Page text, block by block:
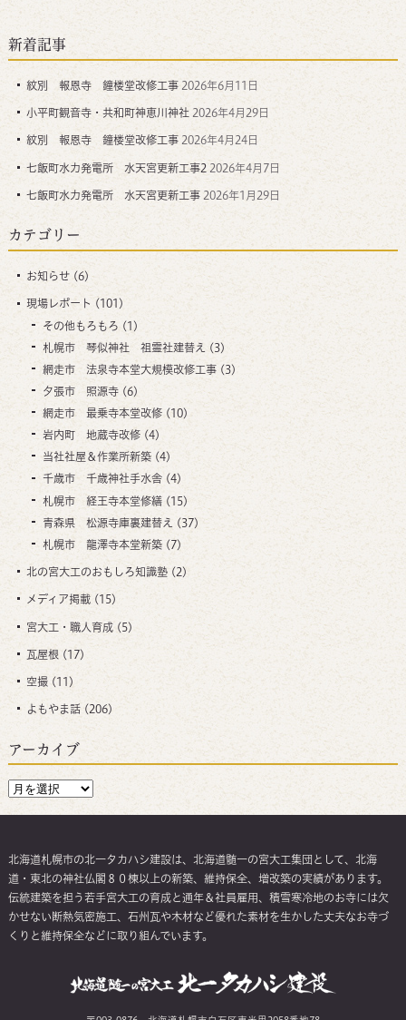
新着記事
紋別 報恩寺 鐘楼堂改修工事 2026年6月11日
小平町観音寺・共和町神恵川神社 2026年4月29日
紋別 報恩寺 鐘楼堂改修工事 2026年4月24日
七飯町水力発電所 水天宮更新工事2 2026年4月7日
七飯町水力発電所 水天宮更新工事 2026年1月29日
カテゴリー
お知らせ(6)
現場レポート (101)
その他もろもろ (1)
札幌市 琴似神社 祖霊社建替え (3)
網走市 法泉寺本堂大規模改修工事 (3)
夕張市 照源寺 (6)
網走市 最乗寺本堂改修 (10)
岩内町 地蔵寺改修 (4)
当社社屋＆作業所新築 (4)
千歳市 千歳神社手水舎 (4)
札幌市 経王寺本堂修繕 (15)
青森県 松源寺庫裏建替え (37)
札幌市 龍澤寺本堂新築 (7)
北の宮大工のおもしろ知識塾(2)
メディア掲載(15)
宮大工・職人育成(5)
瓦屋根(17)
空撮(11)
よもやま話(206)
アーカイブ
北海道札幌市の北一タカハシ建設は、北海道髄一の宮大工集団として、北海
道・東北の神社仏閣８０棟以上の新築、維持保全、増改築の実績があります。
伝統建築を担う若手宮大工の育成と通年＆社員雇用、積雪寒冷地のお寺には欠
かせない断熱気密施工、石州瓦や木材など優れた素材を生かした丈夫なお寺づ
くりと維持保全などに取り組んでいます。